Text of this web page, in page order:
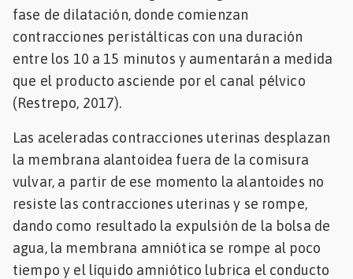
fase de dilatación, donde comienzan
contracciones peristálticas con una duración
entre los 10 a 15 minutos y aumentarán a medida
que el producto asciende por el canal pélvico
(Restrepo, 2017).
Las aceleradas contracciones uterinas desplazan
la membrana alantoidea fuera de la comisura
vulvar, a partir de ese momento la alantoides no
resiste las contracciones uterinas y se rompe,
dando como resultado la expulsión de la bolsa de
agua, la membrana amniótica se rompe al poco
tiempo y el líquido amniótico lubrica el conducto